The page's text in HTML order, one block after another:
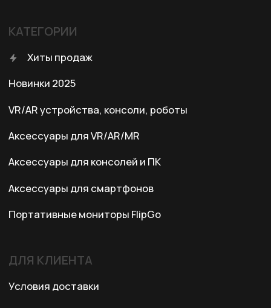
+7 (701) 202-04-00
© 2024 XRTech. All Rights Reserved.
Разработка сайта
Казахстан, Алматы, ул. Карасай
3 этаж, 301 офис
Ежедневно с 10:00 до 19:00